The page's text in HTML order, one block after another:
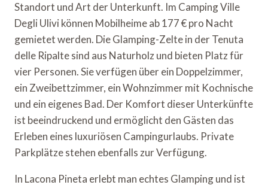
Standort und Art der Unterkunft. Im Camping Ville
Degli Ulivi können Mobilheime ab 177 € pro Nacht
gemietet werden. Die Glamping-Zelte in der Tenuta
delle Ripalte sind aus Naturholz und bieten Platz für
vier Personen. Sie verfügen über ein Doppelzimmer,
ein Zweibettzimmer, ein Wohnzimmer mit Kochnische
und ein eigenes Bad. Der Komfort dieser Unterkünfte
ist beeindruckend und ermöglicht den Gästen das
Erleben eines luxuriösen Campingurlaubs. Private
Parkplätze stehen ebenfalls zur Verfügung.
In Lacona Pineta erlebt man echtes Glamping und ist